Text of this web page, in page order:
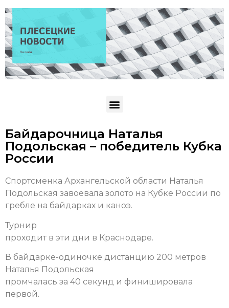
Байдарочница Наталья
Подольская – победитель Кубка
России
Спортсменка Архангельской области Наталья
Подольская завоевала золото на Кубке России по
гребле на байдарках и каноэ.
Турнир
проходит в эти дни в Краснодаре.
В байдарке-одиночке дистанцию 200 метров
Наталья Подольская
промчалась за 40 секунд и финишировала
первой.